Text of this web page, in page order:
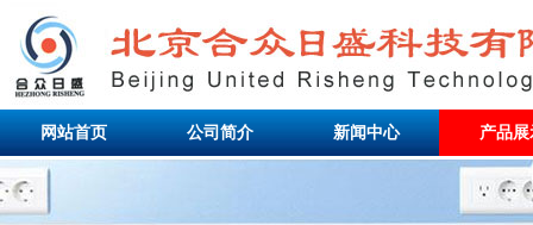
网站首页 公司简介 新闻中心 产品展